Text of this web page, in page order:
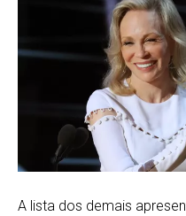
A lista dos demais